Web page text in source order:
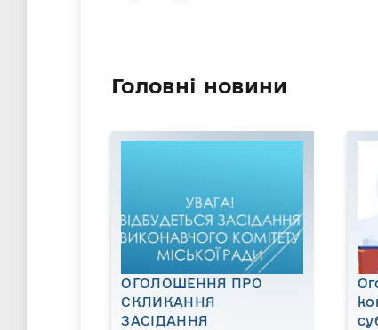
Головні новини
ОГОЛОШЕННЯ ПРО
СКЛИКАННЯ
ЗАСІДАННЯ